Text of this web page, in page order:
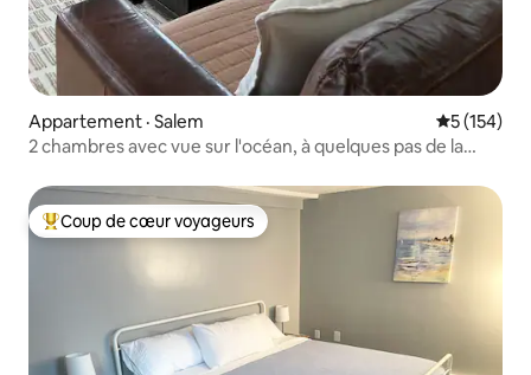
Appartement · Salem Note
5 (154)
2 chambres avec vue sur l'océan, à quelques pas de la
Coup de cœur voyageurs parmi les plus aimés
Coup de cœur voyageurs